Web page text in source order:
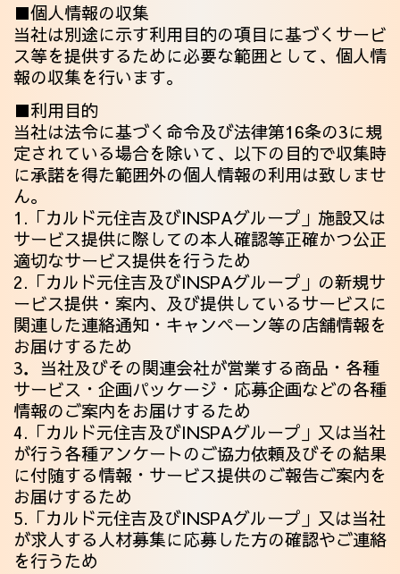
■個人情報の収集
当社は別途に示す利用目的の項目に基づくサービ
ス等を提供するために必要な範囲として、個人情
報の収集を行います。
■利用目的
当社は法令に基づく命令及び法律第16条の3に規
定されている場合を除いて、以下の目的で収集時
に承諾を得た範囲外の個人情報の利用は致しませ
ん。
1.「カルド元住吉及びINSPAグループ」施設又は
サービス提供に際しての本人確認等正確かつ公正
適切なサービス提供を行うため
2.「カルド元住吉及びINSPAグループ」の新規サ
ービス提供・案内、及び提供しているサービスに
関連した連絡通知・キャンペーン等の店舗情報を
お届けするため
3．当社及びその関連会社が営業する商品・各種
サービス・企画パッケージ・応募企画などの各種
情報のご案内をお届けするため
4.「カルド元住吉及びINSPAグループ」又は当社
が行う各種アンケートのご協力依頼及びその結果
に付随する情報・サービス提供のご報告ご案内を
お届けするため
5.「カルド元住吉及びINSPAグループ」又は当社
が求人する人材募集に応募した方の確認やご連絡
を行うため